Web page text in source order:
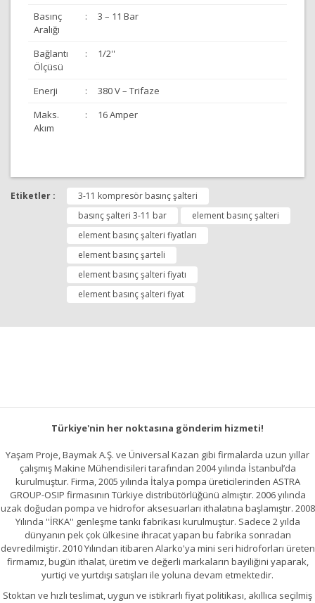
Basınç
Aralığı
: 3 – 11 Bar
Bağlantı
Ölçüsü
: 1/2''
Enerji :
380 V – Trifaze
Maks.
Akım
: 16 Amper
Bu ürüne ilk yorumu siz yapın!
Yorum Yap
Bu ürünün fiyat bilgisi, resim, ürün açıklamalarında ve
diğer konularda yetersiz gördüğünüz noktaları öneri
formunu kullanarak tarafımıza iletebilirsiniz.
Görüş ve önerileriniz için teşekkür ederiz.
Ürün resmi kalitesiz, bozuk veya görüntülenemiyor.
Ürün açıklamasında eksik bilgiler bulunuyor.
Ürün bilgilerinde hatalar bulunuyor.
Bu ürüne benzer farklı alternatifler olmalı.
Gönder
Etiketler :
3-11 kompresör basınç şalteri
basınç şalteri 3-11 bar
element basınç şalteri
element basınç şalteri fiyatları
element basınç şarteli
element basınç şalteri fiyatı
element basınç şalteri fiyat
Türkiye'nin her noktasına gönderim hizmeti!
Yaşam Proje, Baymak A.Ş. ve Üniversal Kazan gibi firmalarda uzun yıllar
çalışmış Makine Mühendisileri tarafından 2004 yılında İstanbul’da
kurulmuştur. Firma, 2005 yılında İtalya pompa üreticilerinden ASTRA
GROUP-OSIP firmasının Türkiye distribütörlüğünü almıştır. 2006 yılında
uzak doğudan pompa ve hidrofor aksesuarları ithalatına başlamıştır. 2008
Yılında ''İRKA'' genleşme tankı fabrikası kurulmuştur. Sadece 2 yılda
dünyanın pek çok ülkesine ihracat yapan bu fabrika sonradan
devredilmiştir. 2010 Yılından itibaren Alarko'ya mini seri hidroforları üreten
firmamız, bugün ithalat, üretim ve değerli markaların bayiliğini yaparak,
yurtiçi ve yurtdışı satışları ile yoluna devam etmektedir.
Stoktan ve hızlı teslimat, uygun ve istikrarlı fiyat politikası, akıllıca seçilmiş